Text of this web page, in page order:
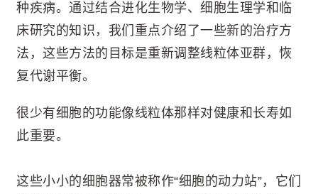
种疾病。通过结合进化生物学、细胞生理学和临
床研究的知识，我们重点介绍了一些新的治疗方
法，这些方法的目标是重新调整线粒体亚群，恢
复代谢平衡。
很少有细胞的功能像线粒体那样对健康和长寿如
此重要。
这些小小的细胞器常被称作“细胞的动力站”，它们